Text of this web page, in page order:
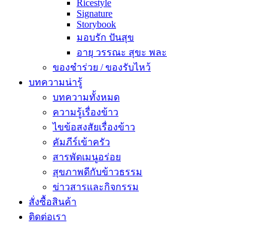
Ricestyle
Signature
Storybook
มอบรัก ปันสุข
อายุ วรรณะ สุขะ พละ
ของชำร่วย / ของรับไหว้
บทความน่ารู้
บทความทั้งหมด
ความรู้เรื่องข้าว
ไขข้อสงสัยเรื่องข้าว
คัมภีร์เข้าครัว
สารพัดเมนูอร่อย
สุขภาพดีกับข้าวธรรม
ข่าวสารและกิจกรรม
สั่งซื้อสินค้า
ติดต่อเรา